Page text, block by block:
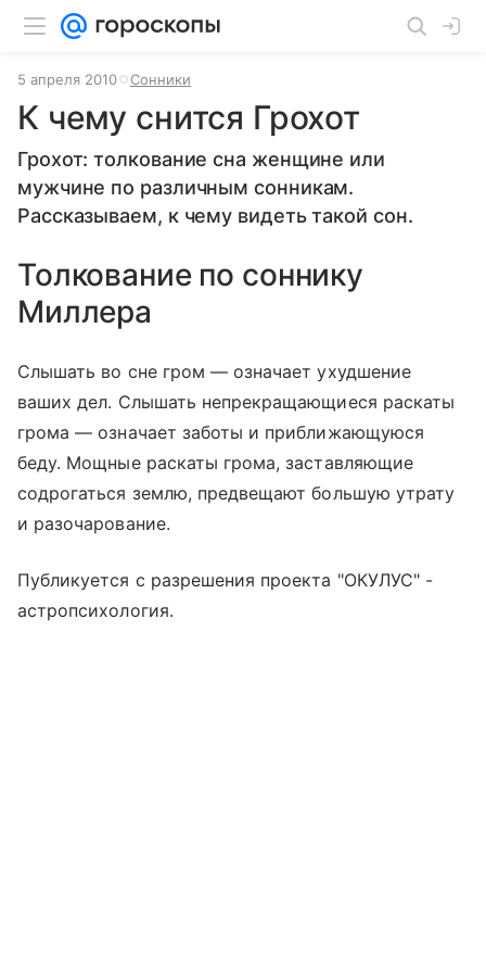
5 апреля 2010 Сонники
К чему снится Грохот
Грохот: толкование сна женщине или
мужчине по различным сонникам.
Рассказываем, к чему видеть такой сон.
Толкование по соннику
Миллера
Слышать во сне гром — означает ухудшение
ваших дел. Слышать непрекращающиеся раскаты
грома — означает заботы и приближающуюся
беду. Мощные раскаты грома, заставляющие
содрогаться землю, предвещают большую утрату
и разочарование.
Публикуется с разрешения проекта "ОКУЛУС" -
астропсихология.